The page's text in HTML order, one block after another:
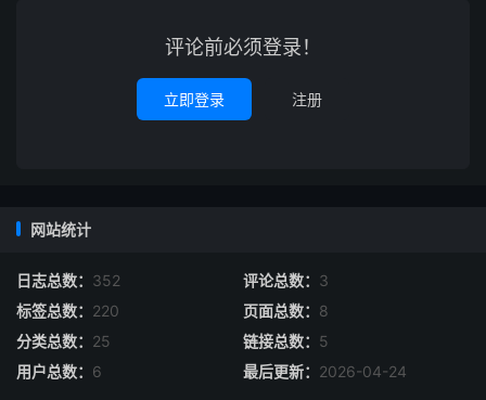
Dual Silver4116
Dual Gold6254
Dual E5-2699v3
512G
1T(SSD)+4T(NVMe)
AMD Ryzen9 9950X
128G
2T(NVMe)
评论前必须登录！
立即登录 注册
网站统计
日志总数： 352 评论总数： 3
标签总数： 220 页面总数： 8
分类总数： 25 链接总数： 5
用户总数： 6 最后更新： 2026-04-24